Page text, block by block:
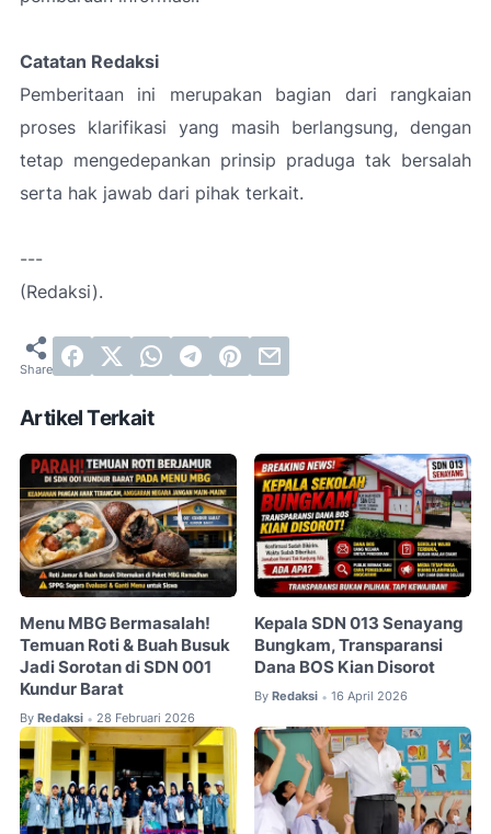
Catatan Redaksi
Pemberitaan ini merupakan bagian dari rangkaian
proses klarifikasi yang masih berlangsung, dengan
tetap mengedepankan prinsip praduga tak bersalah
serta hak jawab dari pihak terkait.
---
(Redaksi).
Artikel Terkait
Menu MBG Bermasalah!
Temuan Roti & Buah Busuk
Jadi Sorotan di SDN 001
Kundur Barat
By Redaksi • 28 Februari 2026
Kepala SDN 013 Senayang
Bungkam, Transparansi
Dana BOS Kian Disorot
By Redaksi • 16 April 2026